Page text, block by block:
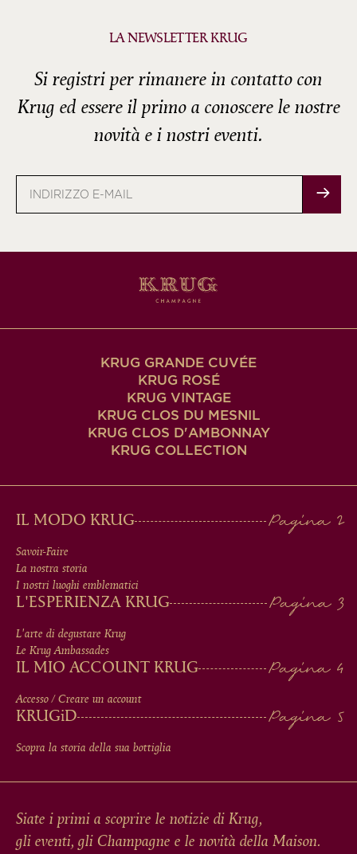
LA NEWSLETTER KRUG
Si registri per rimanere in contatto con
Krug ed essere il primo a conoscere le nostre
novità e i nostri eventi.
KRUG GRANDE CUVÉE
KRUG ROSÉ
KRUG VINTAGE
KRUG CLOS DU MESNIL
KRUG CLOS D'AMBONNAY
KRUG COLLECTION
MAIN
MEN
IN
FOOTER
IL MODO KRUG
Savoir-Faire
La nostra storia
I nostri luoghi emblematici
L'ESPERIENZA KRUG
L'arte di degustare Krug
Le Krug Ambassades
IL MIO ACCOUNT KRUG
Accesso / Creare un account
KRUGiD
Scopra la storia della sua bottiglia
Siate i primi a scoprire le notizie di Krug,
gli eventi, gli Champagne e le novità della Maison.